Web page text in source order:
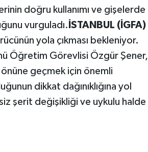
doğru kullanımı ve gişelerde
vurguladı. İSTANBUL (İGFA)
yola çıkması bekleniyor.
Öğretim Görevlisi Özgür Şener,
geçmek için önemli
dikkat dağınıklığına yol
şerit değişikliği ve uykulu halde